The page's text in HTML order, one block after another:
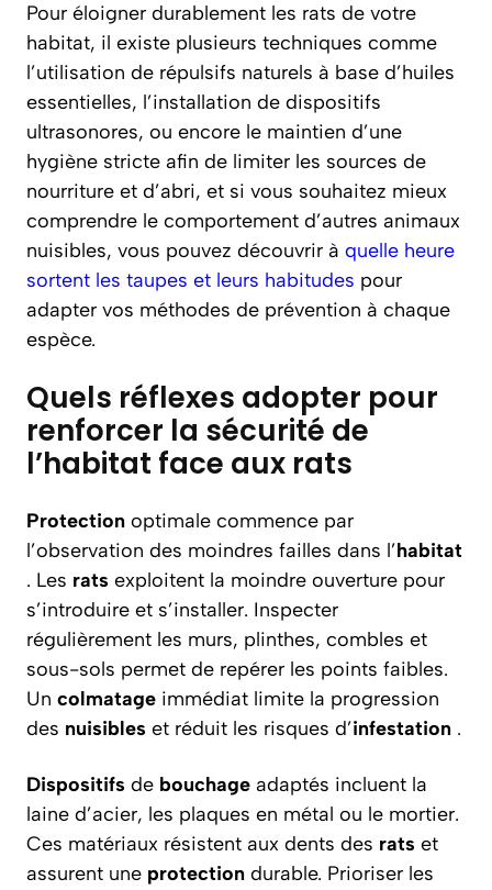
Pour éloigner durablement les rats de votre
habitat, il existe plusieurs techniques comme
l’utilisation de répulsifs naturels à base d’huiles
essentielles, l’installation de dispositifs
ultrasonores, ou encore le maintien d’une
hygiène stricte afin de limiter les sources de
nourriture et d’abri, et si vous souhaitez mieux
comprendre le comportement d’autres animaux
nuisibles, vous pouvez découvrir à quelle heure
sortent les taupes et leurs habitudes pour
adapter vos méthodes de prévention à chaque
espèce.
Quels réflexes adopter pour
renforcer la sécurité de
l’habitat face aux rats
Protection optimale commence par
l’observation des moindres failles dans l’habitat
. Les rats exploitent la moindre ouverture pour
s’introduire et s’installer. Inspecter
régulièrement les murs, plinthes, combles et
sous-sols permet de repérer les points faibles.
Un colmatage immédiat limite la progression
des nuisibles et réduit les risques d’infestation .
Dispositifs de bouchage adaptés incluent la
laine d’acier, les plaques en métal ou le mortier.
Ces matériaux résistent aux dents des rats et
assurent une protection durable. Prioriser les